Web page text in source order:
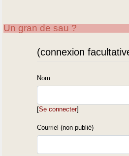
Un gran de sau ?
(connexion
Nom
[Se connecter]
Courriel (non publié)